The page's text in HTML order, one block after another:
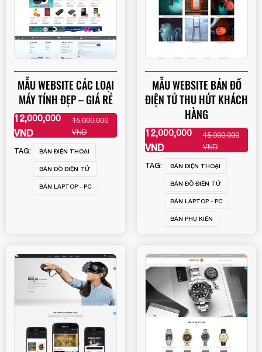
MẪU WEBSITE CÁC LOẠI
MÁY TÍNH ĐẸP – GIÁ RẺ
12,000,000
VND
15,000,000
VND
XEM THÊM
TAG: BÁN ĐIỆN THOẠI
BÁN ĐỒ ĐIỆN TỬ
BÁN LAPTOP - PC
MẪU WEBSITE BÁN ĐỒ
ĐIỆN TỬ THU HÚT KHÁCH
HÀNG
12,000,000
VND
15,000,000
VND
XEM THÊM
TAG: BÁN ĐIỆN THOẠI
BÁN ĐỒ ĐIỆN TỬ
BÁN LAPTOP - PC
BÁN PHỤ KIỆN
Quý khách vui lòng đăng nhập vào hệ thống quản lý